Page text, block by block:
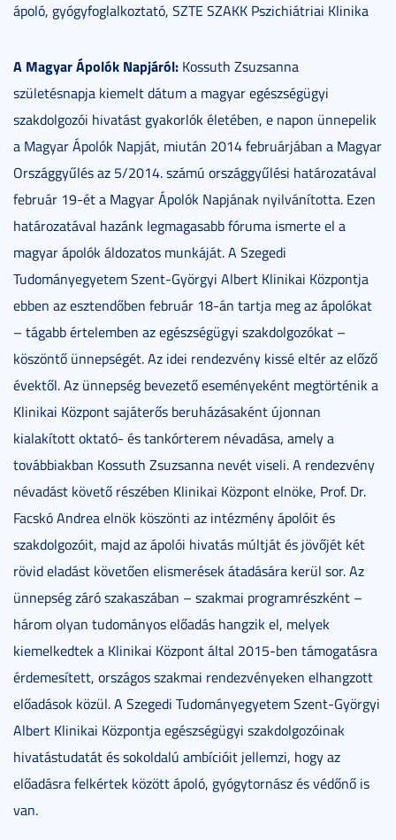
ápoló, gyógyfoglalkoztató, SZTE SZAKK Pszichiátriai Klinika
A Magyar Ápolók Napjáról: Kossuth Zsuzsanna
születésnapja kiemelt dátum a magyar egészségügyi
szakdolgozói hivatást gyakorlók életében, e napon ünnepelik
a Magyar Ápolók Napját, miután 2014 februárjában a Magyar
Országgyűlés az 5/2014. számú országgyűlési határozatával
február 19-ét a Magyar Ápolók Napjának nyilvánította. Ezen
határozatával hazánk legmagasabb fóruma ismerte el a
magyar ápolók áldozatos munkáját. A Szegedi
Tudományegyetem Szent-Györgyi Albert Klinikai Központja
ebben az esztendőben február 18-án tartja meg az ápolókat
– tágabb értelemben az egészségügyi szakdolgozókat –
köszöntő ünnepségét. Az idei rendezvény kissé eltér az előző
évektől. Az ünnepség bevezető eseményeként megtörténik a
Klinikai Központ sajáterős beruházásaként újonnan
kialakított oktató- és tankórterem névadása, amely a
továbbiakban Kossuth Zsuzsanna nevét viseli. A rendezvény
névadást követő részében Klinikai Központ elnöke, Prof. Dr.
Facskó Andrea elnök köszönti az intézmény ápolóit és
szakdolgozóit, majd az ápolói hivatás múltját és jövőjét két
rövid eladást követően elismerések átadására kerül sor. Az
ünnepség záró szakaszában – szakmai programrészként –
három olyan tudományos előadás hangzik el, melyek
kiemelkedtek a Klinikai Központ által 2015-ben támogatásra
érdemesített, országos szakmai rendezvényeken elhangzott
előadások közül. A Szegedi Tudományegyetem Szent-Györgyi
Albert Klinikai Központja egészségügyi szakdolgozóinak
hivatástudatát és sokoldalú ambícióit jellemzi, hogy az
előadásra felkértek között ápoló, gyógytornász és védőnő is
van.